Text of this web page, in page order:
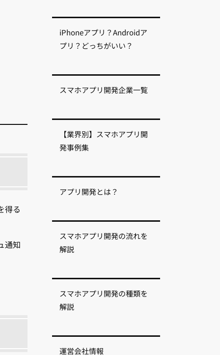
得る
通知
iPhoneアプリ？Androidア
プリ？どっちがいい？
スマホアプリ開発企業一覧
【業界別】スマホアプリ開
発事例集
アプリ開発とは？
スマホアプリ開発の流れを
解説
スマホアプリ開発の種類を
解説
運営会社情報